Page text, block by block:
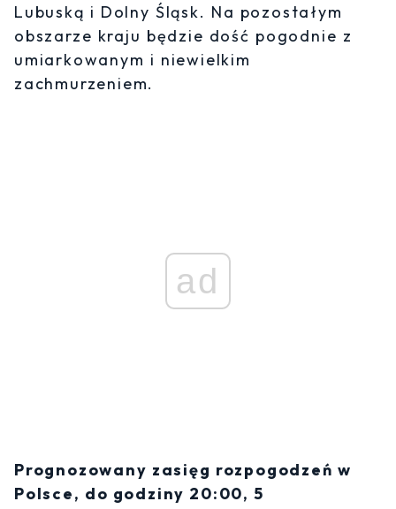
Lubuską i Dolny Śląsk. Na pozostałym
obszarze kraju będzie dość pogodnie z
umiarkowanym i niewielkim
zachmurzeniem.
ad
Prognozowany zasięg rozpogodzeń w
Polsce, do godziny 20:00, 5